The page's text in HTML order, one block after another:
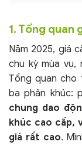
1. Tổng quan
Năm 2025, giá
chu kỳ mùa vụ,
Tổng quan
ba phân khúc:
chung dao
khúc cao cấp,
giá rất cao.